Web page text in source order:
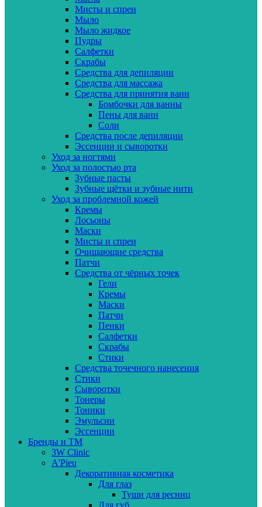
Мисты и спреи
Мыло
Мыло жидкое
Пудры
Салфетки
Скрабы
Средства для депиляции
Средства для массажа
Средства для принятия ванн
Бомбочки для ванны
Пены для ванн
Соли
Средства после депиляции
Эссенции и сыворотки
Уход за ногтями
Уход за полостью рта
Зубные пасты
Зубные щётки и зубные нити
Уход за проблемной кожей
Кремы
Лосьоны
Маски
Мисты и спреи
Очищающие средства
Патчи
Средства от чёрных точек
Гели
Кремы
Маски
Патчи
Пенки
Салфетки
Скрабы
Стики
Средства точечного нанесения
Стики
Сыворотки
Тонеры
Тоники
Эмульсии
Эссенции
Бренды и ТМ
3W Clinic
A'Pieu
Декоративная косметика
Для глаз
Туши для ресниц
Для губ